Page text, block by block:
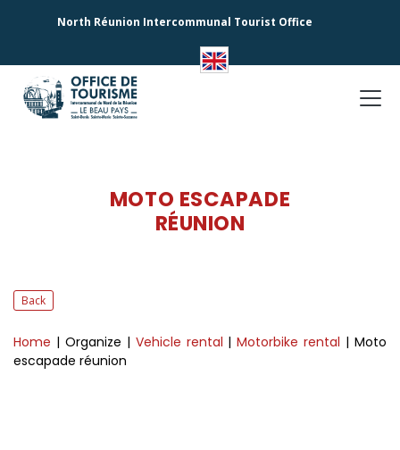
North Réunion Intercommunal Tourist Office
MOTO ESCAPADE
RÉUNION
Back
Home | Organize | Vehicle rental |Motorbike rental | Moto
escapade réunion